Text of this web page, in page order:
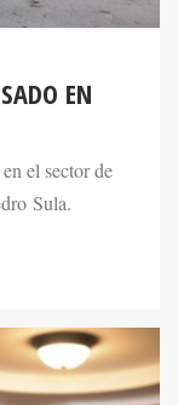
EN
el sector de
Sula.